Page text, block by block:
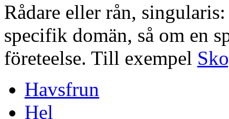
Rådare eller rån,
specifik domän, så om en
företeelse. Till exempel
Havsfrun
Hel